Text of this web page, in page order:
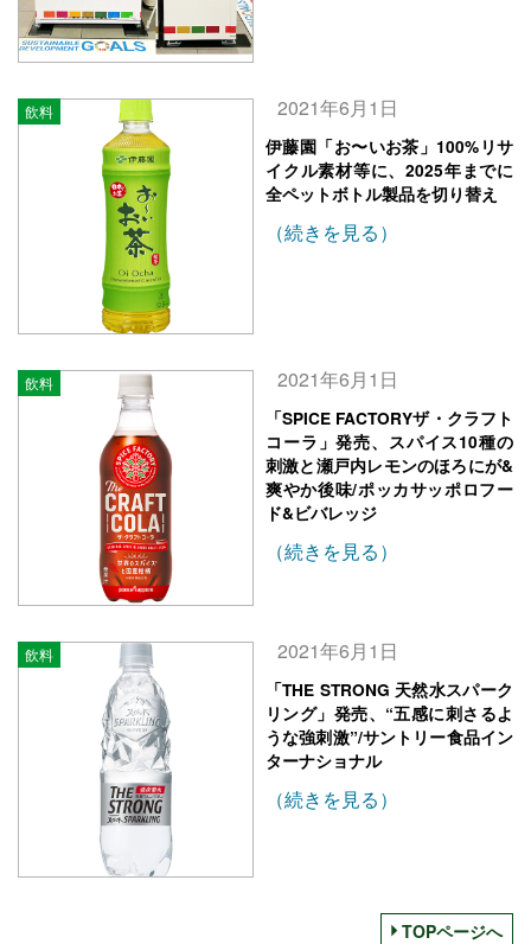
飲料 2021年6月1日
伊藤園「お〜いお茶」100%リサ
イクル素材等に、2025年までに
全ペットボトル製品を切り替え
（続きを見る）
飲料 2021年6月1日
「SPICE FACTORYザ・クラフト
コーラ」発売、スパイス10種の
刺激と瀬戸内レモンのほろにが&
爽やか後味/ポッカサッポロフー
ド&ビバレッジ
（続きを見る）
飲料 2021年6月1日
「THE STRONG 天然水スパーク
リング」発売、“五感に刺さるよ
うな強刺激”/サントリー食品イン
ターナショナル
（続きを見る）
TOPページへ